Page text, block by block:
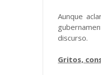
Aunque
discurso.
Gritos,